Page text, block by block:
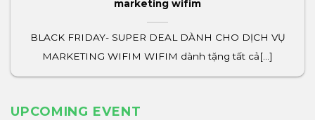
marketing wifim
BLACK FRIDAY- SUPER DEAL DÀNH CHO DỊCH VỤ
MARKETING WIFIM WIFIM dành tặng tất cả[...]
UPCOMING EVENT